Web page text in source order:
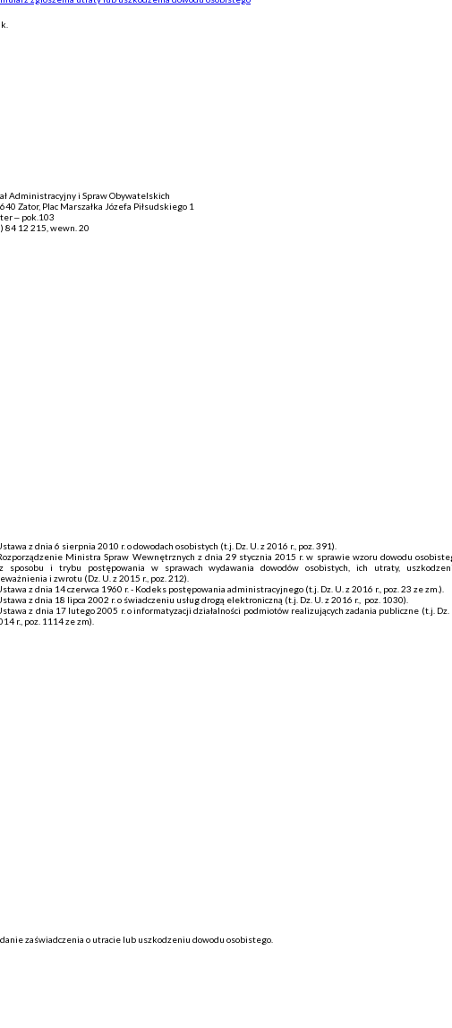
Administracyjny i Spraw Obywatelskich
Zator, Plac Marszałka Józefa Piłsudskiego 1
– pok.103
84 12 215, wewn. 20
z dnia 6 sierpnia 2010 r. o dowodach osobistych (t.j. Dz. U. z 2016 r., poz. 391).
Ministra Spraw Wewnętrznych z dnia 29 stycznia 2015 r. w sprawie wzoru dowodu
sposobu i trybu postępowania w sprawach wydawania dowodów osobistych, ich utraty,
i zwrotu (Dz. U. z 2015 r., poz. 212).
z dnia 14 czerwca 1960 r. - Kodeks postępowania administracyjnego (t.j. Dz. U. z 2016 r., poz. 23 ze zm.).
z dnia 18 lipca 2002 r. o świadczeniu usług drogą elektroniczną (t.j. Dz. U. z 2016 r., poz. 1030).
z dnia 17 lutego 2005 r. o informatyzacji działalności podmiotów realizujących zadania publiczne (t.j. Dz.
r., poz. 1114 ze zm).
zaświadczenia o utracie lub uszkodzeniu dowodu osobistego.